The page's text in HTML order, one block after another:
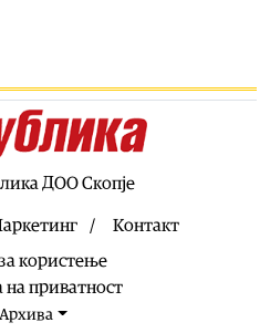
со брусилица
во Словенија го намалува
нискиот водостој на
се нови
на Позитивната листа со
ДОО Скопје
Контакт
користење
приватност
Архива